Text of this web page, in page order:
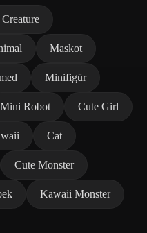
Maskot
Minifigür
Mini Robot Cute Girl
Cat
Cute Monster
Kawaii Monster